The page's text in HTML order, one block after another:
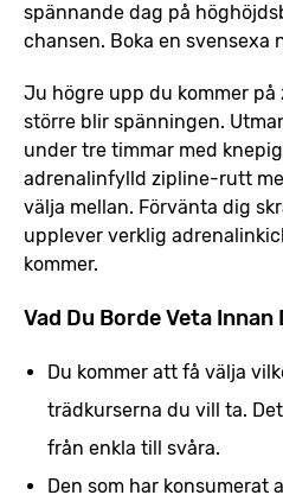
spännande dag på
chansen. Boka en svensexa
Ju högre upp du kommer
större blir spänningen.
under tre timmar med
adrenalinfylld zipline-rutt
välja mellan. Förvänta dig
upplever verklig
kommer.
Vad Du Borde Veta Innan
Du kommer att få välja
trädkurserna du vill ta.
från enkla till svåra.
Den som har konsumerat